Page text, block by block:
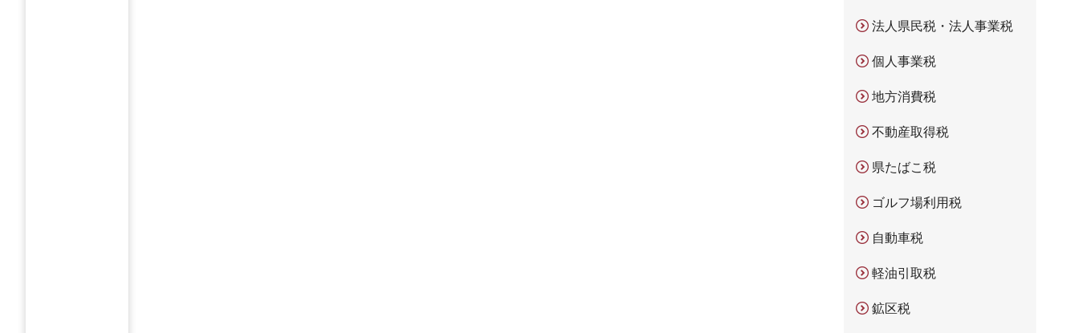
法人県民税・法人事業税
個人事業税
地方消費税
不動産取得税
県たばこ税
ゴルフ場利用税
自動車税
軽油引取税
鉱区税